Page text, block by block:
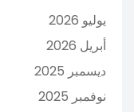
يوليو 2026
أبريل 2026
ديسمبر 2025
نوفمبر 2025